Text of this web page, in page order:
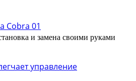
и замена своими руками